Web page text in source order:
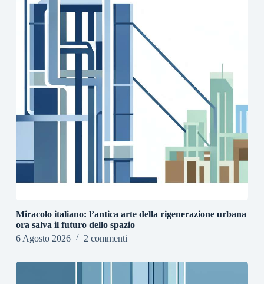
Miracolo italiano: l’antica arte della rigenerazione urbana
ora salva il futuro dello spazio
6 Agosto 2026
2 commenti